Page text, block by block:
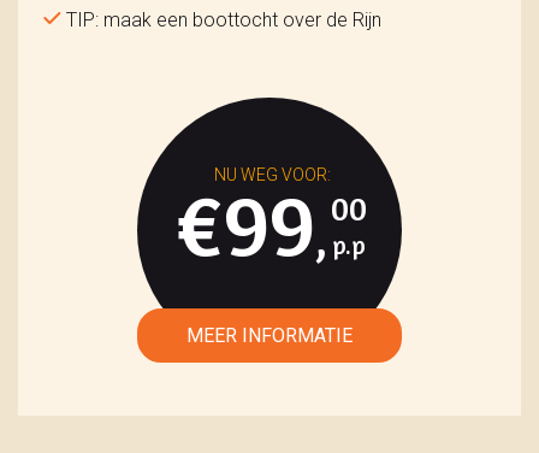
TIP: maak een boottocht over de Rijn
€99,
00